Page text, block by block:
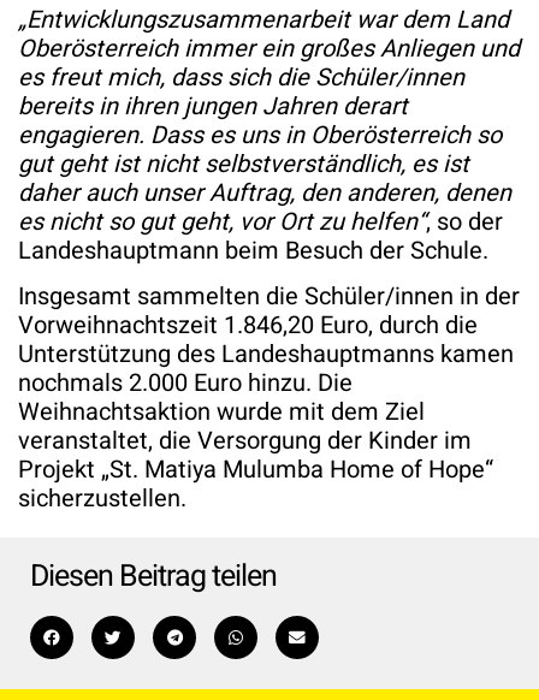
„Entwicklungszusammenarbeit war dem Land
Oberösterreich immer ein großes Anliegen und
es freut mich, dass sich die Schüler/innen
bereits in ihren jungen Jahren derart
engagieren. Dass es uns in Oberösterreich so
gut geht ist nicht selbstverständlich, es ist
daher auch unser Auftrag, den anderen, denen
es nicht so gut geht, vor Ort zu helfen“, so der
Landeshauptmann beim Besuch der Schule.
Insgesamt sammelten die Schüler/innen in der
Vorweihnachtszeit 1.846,20 Euro, durch die
Unterstützung des Landeshauptmanns kamen
nochmals 2.000 Euro hinzu. Die
Weihnachtsaktion wurde mit dem Ziel
veranstaltet, die Versorgung der Kinder im
Projekt „St. Matiya Mulumba Home of Hope“
sicherzustellen.
Diesen Beitrag teilen